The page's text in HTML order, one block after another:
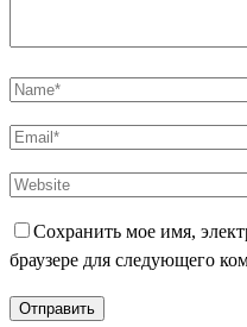
Сохранить мое имя,
браузере для следующего